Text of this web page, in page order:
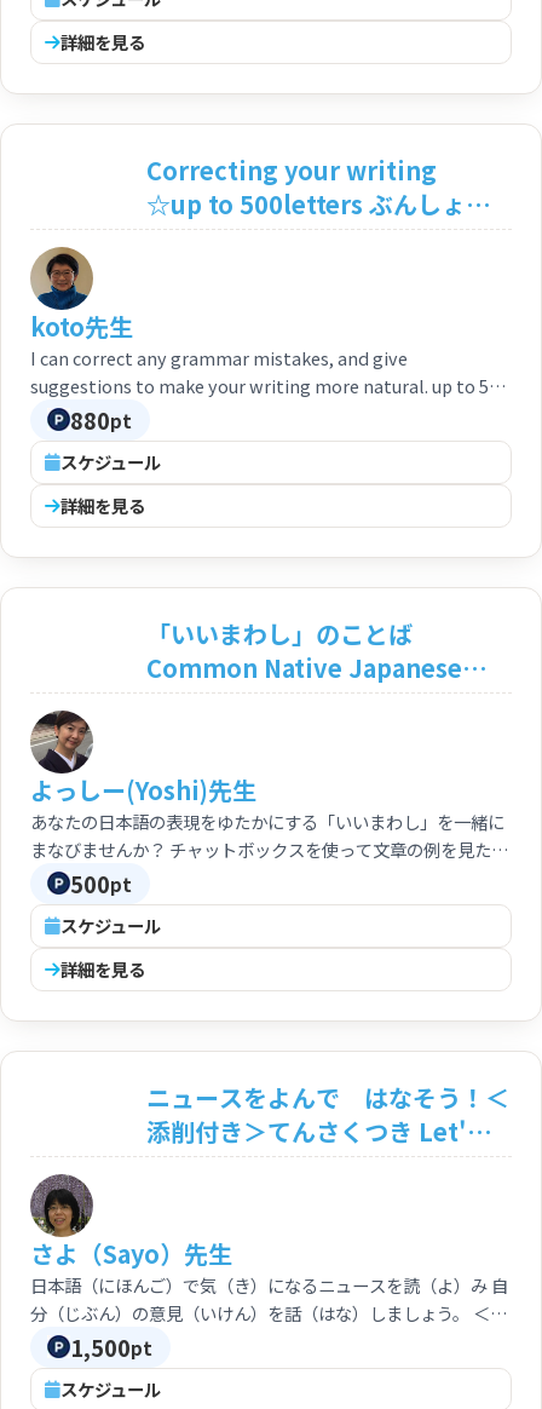
詳細を見る
Correcting your writing
☆up to 500letters ぶんしょう
をなおします（文章を添削しま
I can correct any grammar mistakes, and give
suggestions to make your writing more natural. up to 500
letters. あなたがかいたぶんしょうを なおします。500じま
で。 （あなたが書いた文章を添削します。500字まで）
koto先生
880pt
スケジュール
詳細を見る
「いいまわし」のことば
Common Native Japanese
Expressions
あなたの日本語の表現をゆたかにする「いいまわし」を一緒に
まなびませんか？ チャットボックスを使って文章の例を見た
り、ロールプレイしましょう。 すぐに使えるように。 Learn
common expressions and enrich your conversations
よっしー(Yoshi)先生
500pt
スケジュール
詳細を見る
ニュースをよんで はなそう！＜
添削付き＞てんさくつき Let'
read the news! Talk about
日本語（にほんご）で気（き）になるニュースを読（よ）み 自
分（じぶん）の意見（いけん）を話（はな）しましょう。 ＜添
削付き＞
さよ（Sayo）先生
1,500pt
スケジュール